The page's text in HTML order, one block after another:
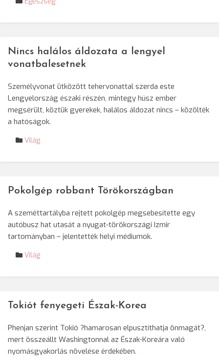
Nincs halálos áldozata a lengyel
vonatbalesetnek
Személyvonat ütközött tehervonattal szerda este
Lengyelország északi részén, mintegy húsz ember
megsérült, köztük gyerekek, halálos áldozat nincs – közölték
a hatóságok.
Világ
Pokolgép robbant Törökországban
A szeméttartályba rejtett pokolgép megsebesítette egy
autóbusz hat utasát a nyugat-törökországi Izmir
tartományban – jelentették helyi médiumok.
Világ
Tokiót fenyegeti Észak-Korea
Phenjan szerint Tokió ?hamarosan elpusztíthatja önmagát?,
mert összeállt Washingtonnal az Észak-Koreára való
nyomásgyakorlás növelése érdekében.